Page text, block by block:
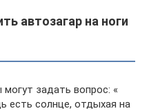
автозагар на ноги
задать вопрос: «
есть солнце, отдыхая на